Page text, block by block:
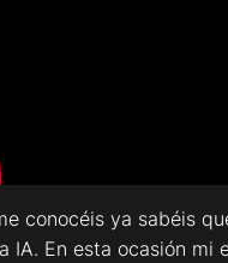
conocéis ya sabéis
IA. En esta ocasión mi